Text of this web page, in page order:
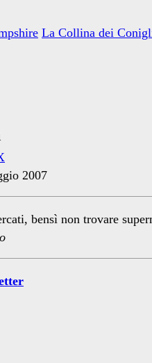
La Collina dei
2007
bensì non trovare